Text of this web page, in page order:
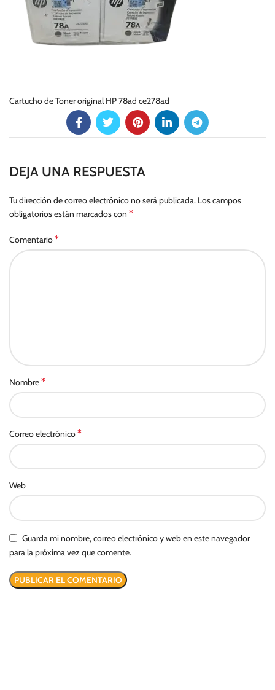
Cartucho de Toner original HP 78ad ce278ad
DEJA UNA RESPUESTA
Tu dirección de correo electrónico no será publicada. Los campos
obligatorios están marcados con *
Comentario*
Nombre*
Correo electrónico*
Web
Guarda mi nombre, correo electrónico y web en este navegador
para la próxima vez que comente.